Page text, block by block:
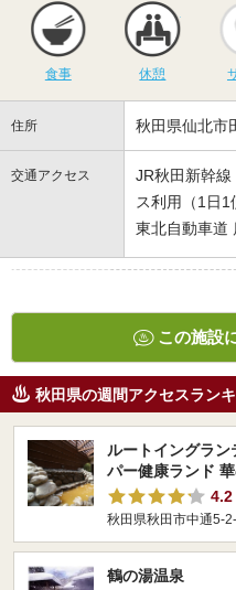
食事 休憩
住所 秋田県仙北市
交通アクセス
JR秋田新幹
ス利用（1日
東北自動車道
この施設
秋田県の週間アクセスラン
ルートイングラン
パー健康ランド
4.2
秋田県秋田市中通5-
鶴の湯温泉